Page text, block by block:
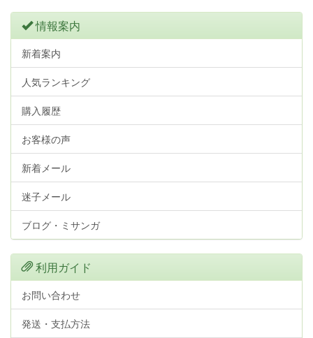
情報案内
新着案内
人気ランキング
購入履歴
お客様の声
新着メール
迷子メール
ブログ・ミサンガ
利用ガイド
お問い合わせ
発送・支払方法